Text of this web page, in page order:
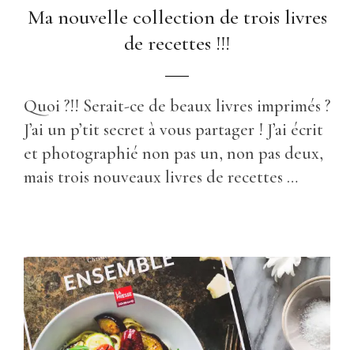
Ma nouvelle collection de trois livres
de recettes !!!
Quoi ?!! Serait-ce de beaux livres imprimés ?
J’ai un p’tit secret à vous partager ! J’ai écrit
et photographié non pas un, non pas deux,
mais trois nouveaux livres de recettes …